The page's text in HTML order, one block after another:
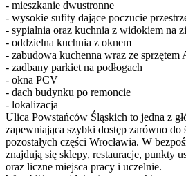
- mieszkanie dwustronne
- wysokie sufity dające poczucie
- sypialnia oraz kuchnia z widokiem na
- oddzielna kuchnia z oknem
- zabudowa kuchenna wraz ze sprzętem
- zadbany parkiet na podłogach
- okna PCV
- dach budynku po remoncie
- lokalizacja
Ulica Powstańców Śląskich to jedna z
zapewniająca szybki dostęp zarówno do
pozostałych części Wrocławia. W
znajdują się sklepy, restauracje, punkty
oraz liczne miejsca pracy i uczelnie.